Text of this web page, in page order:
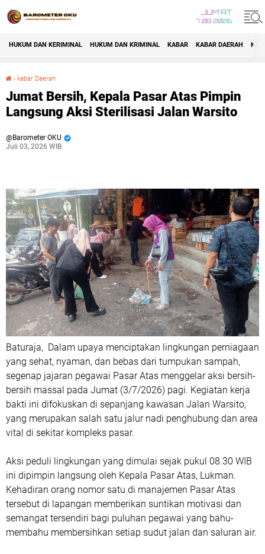
JUM'AT
7 08 2026
HUKUM DAN KERIMINAL HUKUM DAN KRIMINAL KABAR KABAR DAERAH
› kabar Daerah
Jumat Bersih, Kepala Pasar Atas Pimpin
Langsung Aksi Sterilisasi Jalan Warsito
Barometer OKU
Juli 03, 2026 WIB
Baturaja, Dalam upaya menciptakan lingkungan perniagaan
yang sehat, nyaman, dan bebas dari tumpukan sampah,
segenap jajaran pegawai Pasar Atas menggelar aksi bersih-
bersih massal pada Jumat (3/7/2026) pagi. Kegiatan kerja
bakti ini difokuskan di sepanjang kawasan Jalan Warsito,
yang merupakan salah satu jalur nadi penghubung dan area
vital di sekitar kompleks pasar.
Aksi peduli lingkungan yang dimulai sejak pukul 08.30 WIB
ini dipimpin langsung oleh Kepala Pasar Atas, Lukman.
Kehadiran orang nomor satu di manajemen Pasar Atas
tersebut di lapangan memberikan suntikan motivasi dan
semangat tersendiri bagi puluhan pegawai yang bahu-
membahu membersihkan setiap sudut jalan dan saluran air.